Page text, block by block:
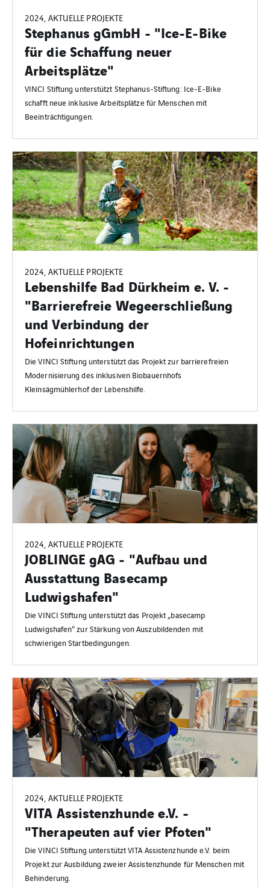
2024, AKTUELLE PROJEKTE
Stephanus gGmbH - "Ice-E-Bike
für die Schaffung neuer
Arbeitsplätze"
VINCI Stiftung unterstützt Stephanus-Stiftung: Ice-E-Bike
schafft neue inklusive Arbeitsplätze für Menschen mit
Beeinträchtigungen.
2024, AKTUELLE PROJEKTE
Lebenshilfe Bad Dürkheim e. V. -
"Barrierefreie Wegeerschließung
und Verbindung der
Hofeinrichtungen
Die VINCI Stiftung unterstützt das Projekt zur barrierefreien
Modernisierung des inklusiven Biobauernhofs
Kleinsägmühlerhof der Lebenshilfe.
2024, AKTUELLE PROJEKTE
JOBLINGE gAG - "Aufbau und
Ausstattung Basecamp
Ludwigshafen"
Die VINCI Stiftung unterstützt das Projekt „basecamp
Ludwigshafen“ zur Stärkung von Auszubildenden mit
schwierigen Startbedingungen.
2024, AKTUELLE PROJEKTE
VITA Assistenzhunde e.V. -
"Therapeuten auf vier Pfoten"
Die VINCI Stiftung unterstützt VITA Assistenzhunde e.V. beim
Projekt zur Ausbildung zweier Assistenzhunde für Menschen mit
Behinderung.